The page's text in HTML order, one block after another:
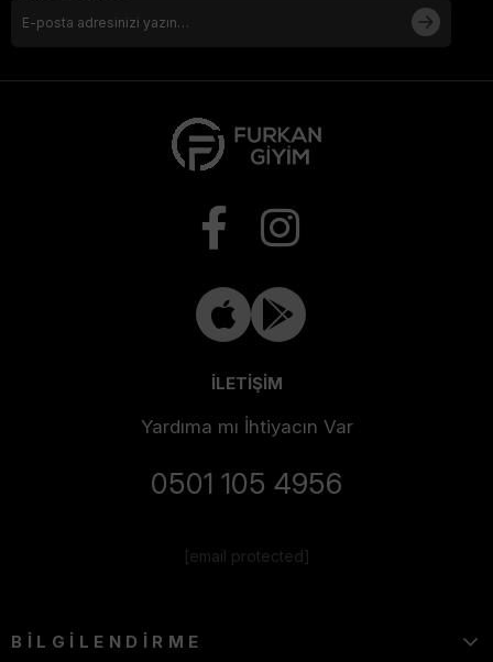
İLETİŞİM
Yardıma mı İhtiyacın Var
0501 105 4956
[email protected]
BİLGİLENDİRME